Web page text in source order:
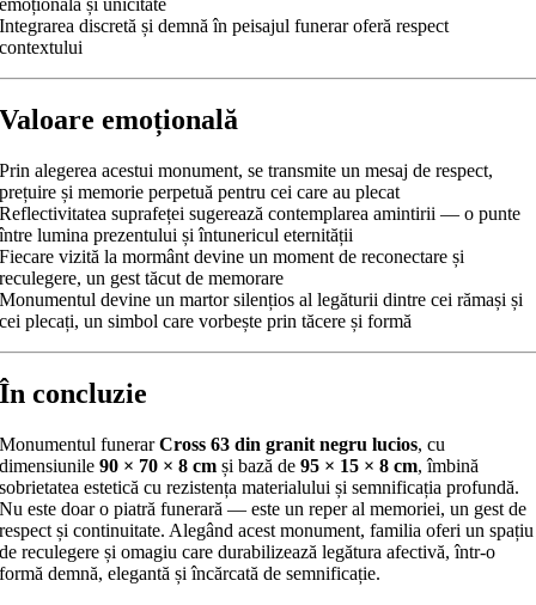
emoțională și unicitate
Integrarea discretă și demnă în peisajul funerar oferă respect
contextului
Valoare emoțională
Prin alegerea acestui monument, se transmite un mesaj de respect,
prețuire și memorie perpetuă pentru cei care au plecat
Reflectivitatea suprafeței sugerează contemplarea amintirii — o punte
între lumina prezentului și întunericul eternității
Fiecare vizită la mormânt devine un moment de reconectare și
reculegere, un gest tăcut de memorare
Monumentul devine un martor silențios al legăturii dintre cei rămași și
cei plecați, un simbol care vorbește prin tăcere și formă
În concluzie
Monumentul funerarCross 63 din granit negru lucios, cu
dimensiunile90 × 70 × 8 cm și bază de95 × 15 × 8 cm, îmbină
sobrietatea estetică cu rezistența materialului și semnificația profundă.
Nu este doar o piatră funerară — este un reper al memoriei, un gest de
respect și continuitate. Alegând acest monument, familia oferi un spațiu
de reculegere și omagiu care durabilizează legătura afectivă, într-o
formă demnă, elegantă și încărcată de semnificație.